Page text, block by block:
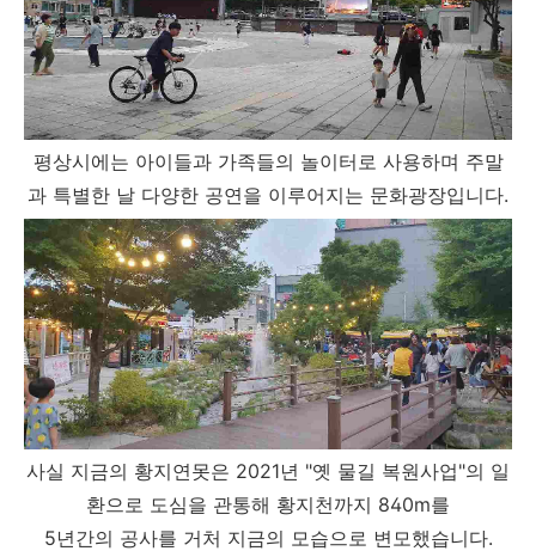
평상시에는 아이들과 가족들의 놀이터로 사용하며 주말
과 특별한 날 다양한 공연을 이루어지는 문화광장입니다.
사실 지금의 황지연못은 2021년 "옛 물길 복원사업"의 일
환으로 도심을 관통해 황지천까지 840m를
5년간의 공사를 거처 지금의 모습으로 변모했습니다.